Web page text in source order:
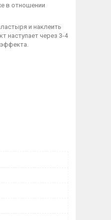
в отношении
и наклеить
наступает через 3-4